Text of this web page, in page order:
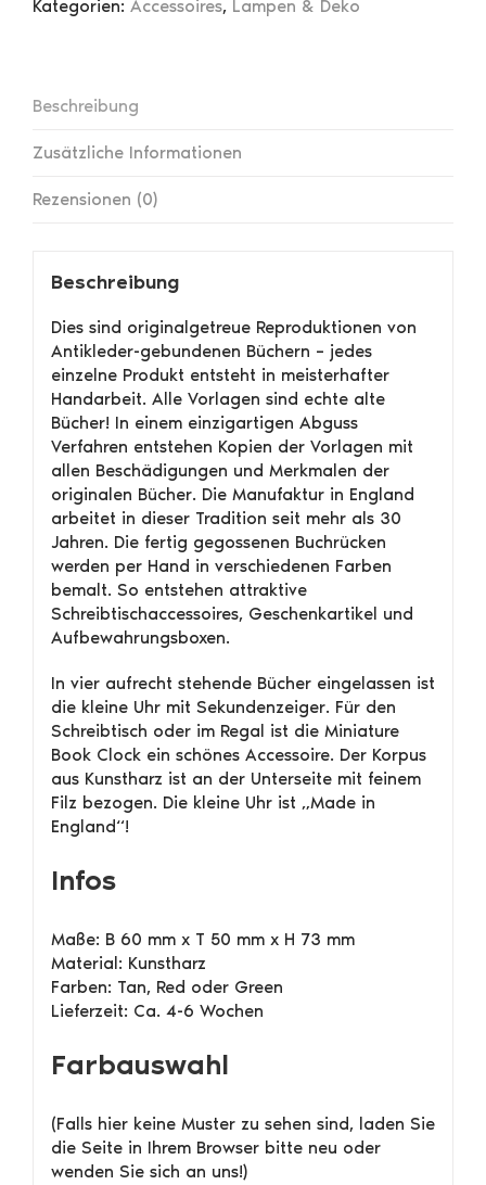
Kategorien: Accessoires, Lampen & Deko
Beschreibung
Zusätzliche Informationen
Rezensionen (0)
Beschreibung
Dies sind originalgetreue Reproduktionen von
Antikleder-gebundenen Büchern – jedes
einzelne Produkt entsteht in meisterhafter
Handarbeit. Alle Vorlagen sind echte alte
Bücher! In einem einzigartigen Abguss
Verfahren entstehen Kopien der Vorlagen mit
allen Beschädigungen und Merkmalen der
originalen Bücher. Die Manufaktur in England
arbeitet in dieser Tradition seit mehr als 30
Jahren. Die fertig gegossenen Buchrücken
werden per Hand in verschiedenen Farben
bemalt. So entstehen attraktive
Schreibtischaccessoires, Geschenkartikel und
Aufbewahrungsboxen.
In vier aufrecht stehende Bücher eingelassen ist
die kleine Uhr mit Sekundenzeiger. Für den
Schreibtisch oder im Regal ist die Miniature
Book Clock ein schönes Accessoire. Der Korpus
aus Kunstharz ist an der Unterseite mit feinem
Filz bezogen. Die kleine Uhr ist „Made in
England“!
Infos
Maße: B 60 mm x T 50 mm x H 73 mm
Material: Kunstharz
Farben: Tan, Red oder Green
Lieferzeit: Ca. 4-6 Wochen
Farbauswahl
(Falls hier keine Muster zu sehen sind, laden Sie
die Seite in Ihrem Browser bitte neu oder
wenden Sie sich an uns!)